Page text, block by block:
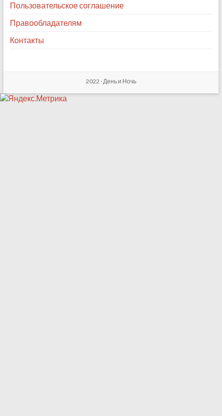
Пользовательское соглашение
Правообладателям
Контакты
2022 ·День и Ночь